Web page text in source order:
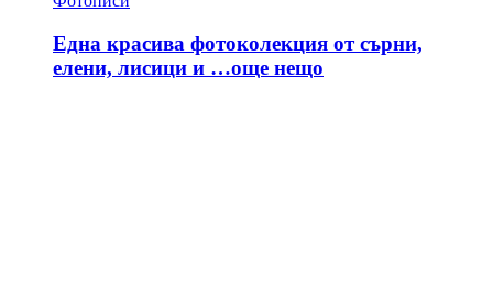
Една красива фотоколекция от сърни,
елени, лисици и …още нещо